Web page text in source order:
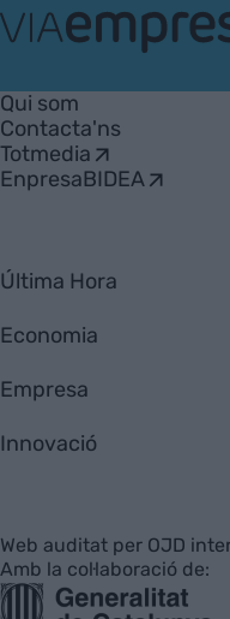
Empresa
Qui som
Contacta'ns
Totmedia
EnpresaBIDEA
Última Hora
Economia
Empresa
Innovació
Web auditat per OJD
Amb la col·laboració de: